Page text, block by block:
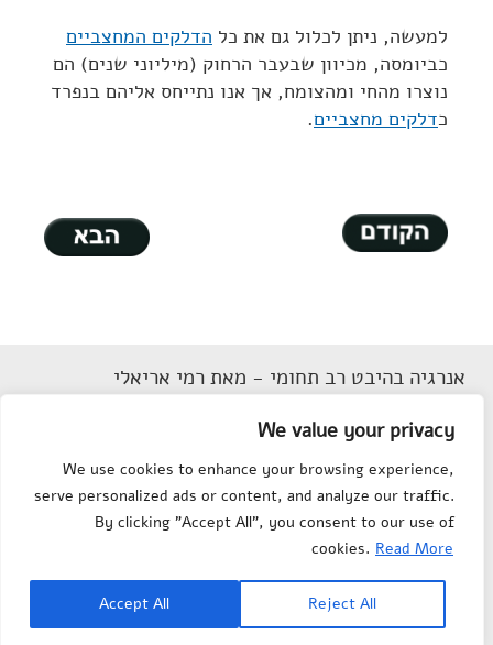
We value your privacy
We use cookies to enhance your browsing experience,
serve personalized ads or content, and analyze our traffic.
By clicking "Accept All", you consent to our use of
cookies. Read More
Reject All
Accept All
למעשה, ניתן לכלול גם את כל הדלקים המחצביים
כביומסה, מכיוון שבעבר הרחוק (מיליוני שנים) הם
נוצרו מהחי ומהצומח, אך אנו נתייחס אליהם בנפרד
כדלקים מחצביים.
אנרגיה בהיבט רב תחומי - מאת רמי אריאלי
הצהרת נגישות
מפת אתר
צור קשר
Department of Science
Teaching
, Weizmann Institute of Science